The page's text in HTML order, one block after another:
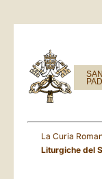
La Curia
Liturgiche del